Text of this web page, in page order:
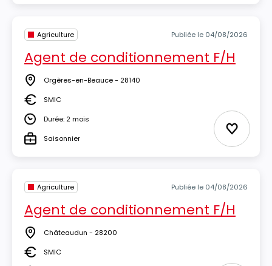
Agriculture Publiée le 04/08/2026
Agent de conditionnement F/H
Lieu Orgères-en-Beauce - 28140
Salaire
SMIC
DuréeDurée: 2 mois
TypeSaisonnier Ajouter
Agriculture Publiée le 04/08/2026
Agent de conditionnement F/H
Lieu Châteaudun - 28200
Salaire
SMIC